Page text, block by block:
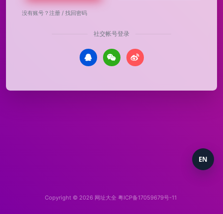
没有账号？ 注册 / 找回密码
社交帐号登录
Copyright © 2026 网址大全 粤ICP备17059679号-11
EN